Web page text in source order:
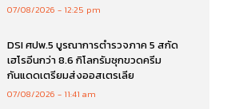
07/08/2026 12:25 pm
DSI ศปพ.5 บูรณาการตำรวจภาค 5 สกัด
เฮโรอีนกว่า 8.6 กิโลกรัมซุกขวดครีม
กันแดดเตรียมส่งออสเตรเลีย
07/08/2026 11:41 am